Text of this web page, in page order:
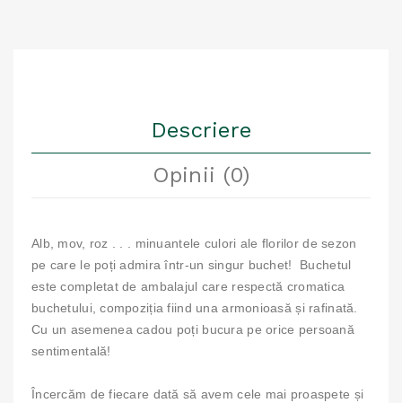
Descriere
Opinii (0)
Alb, mov, roz . . . minuantele culori ale florilor de sezon
pe care le poți admira într-un singur buchet! Buchetul
este completat de ambalajul care respectă cromatica
buchetului, compoziția fiind una armonioasă și rafinată.
Cu un asemenea cadou poți bucura pe orice persoană
sentimentală!
Încercăm de fiecare dată să avem cele mai proaspete și